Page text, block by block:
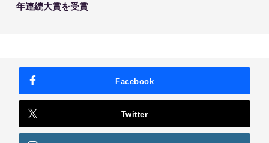
年連続大賞を受賞
Facebook
Twitter